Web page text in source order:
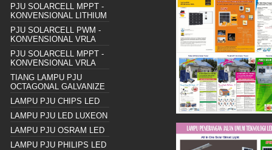
PJU SOLARCELL MPPT -
KONVENSIONAL LITHIUM
PJU SOLARCELL PWM -
KONVENSIONAL VRLA
PJU SOLARCELL MPPT -
KONVENSIONAL VRLA
TIANG LAMPU PJU
OCTAGONAL GALVANIZE
LAMPU PJU CHIPS LED
LAMPU PJU LED LUXEON
LAMPU PJU OSRAM LED
LAMPU PJU PHILIPS LED